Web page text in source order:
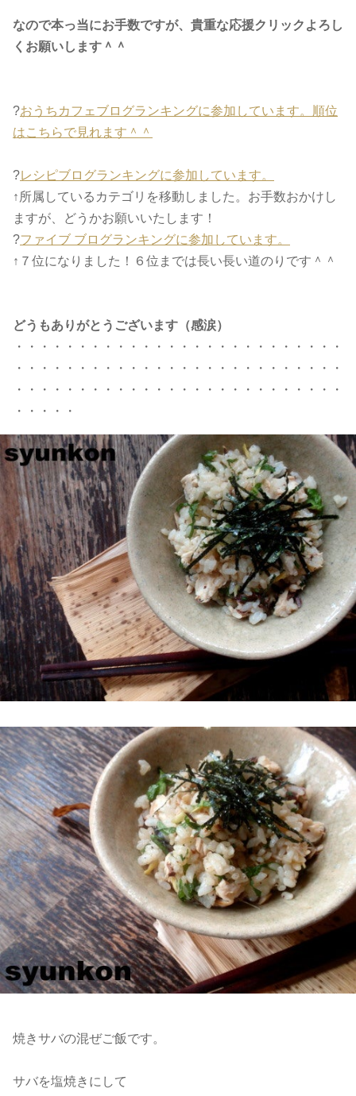
なので本っ当にお手数ですが、貴重な応援クリックよろし
くお願いします＾＾
?おうちカフェブログランキングに参加しています。順位
はこちらで見れます＾＾
?レシピブログランキングに参加しています。
↑所属しているカテゴリを移動しました。お手数おかけし
ますが、どうかお願いいたします！
?ファイブ ブログランキングに参加しています。
↑７位になりました！６位までは長い長い道のりです＾＾
どうもありがとうございます（感涙）
・・・・・・・・・・・・・・・・・・・・・・・・・・
・・・・・・・・・・・・・・・・・・・・・・・・・・
・・・・・・・・・・・・・・・・・・・・・・・・・・
・・・・・
焼きサバの混ぜご飯です。
サバを塩焼きにして